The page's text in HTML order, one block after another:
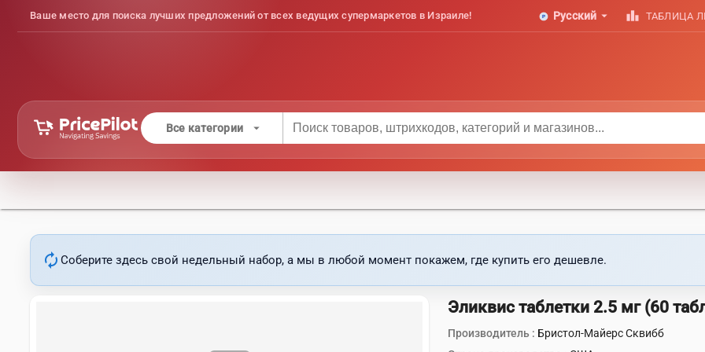
Ваше место для поиска лучших предложений от всех ведущих супермаркетов в Израиле! Русский arrow_drop_down leaderboard ТАБЛИЦА
Все категории arrow_drop_down
autorenew Соберите здесь свой недельный набор, а мы в любой момент покажем, где купить его дешевле.
Эликвис таблетки 2.5 мг (60
Производитель : Бристол-Майерс Сквибб